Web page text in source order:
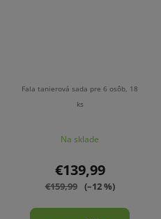
Fala tanierová sada pre 6 osôb, 18
ks
Na sklade
€139,99
€159,99 (–12 %)